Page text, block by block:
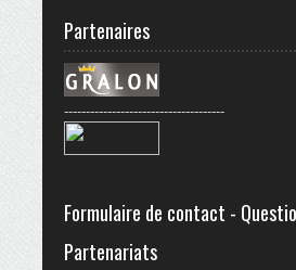
Partenaires
-------------------------------------
Formulaire de contact -
Partenariats